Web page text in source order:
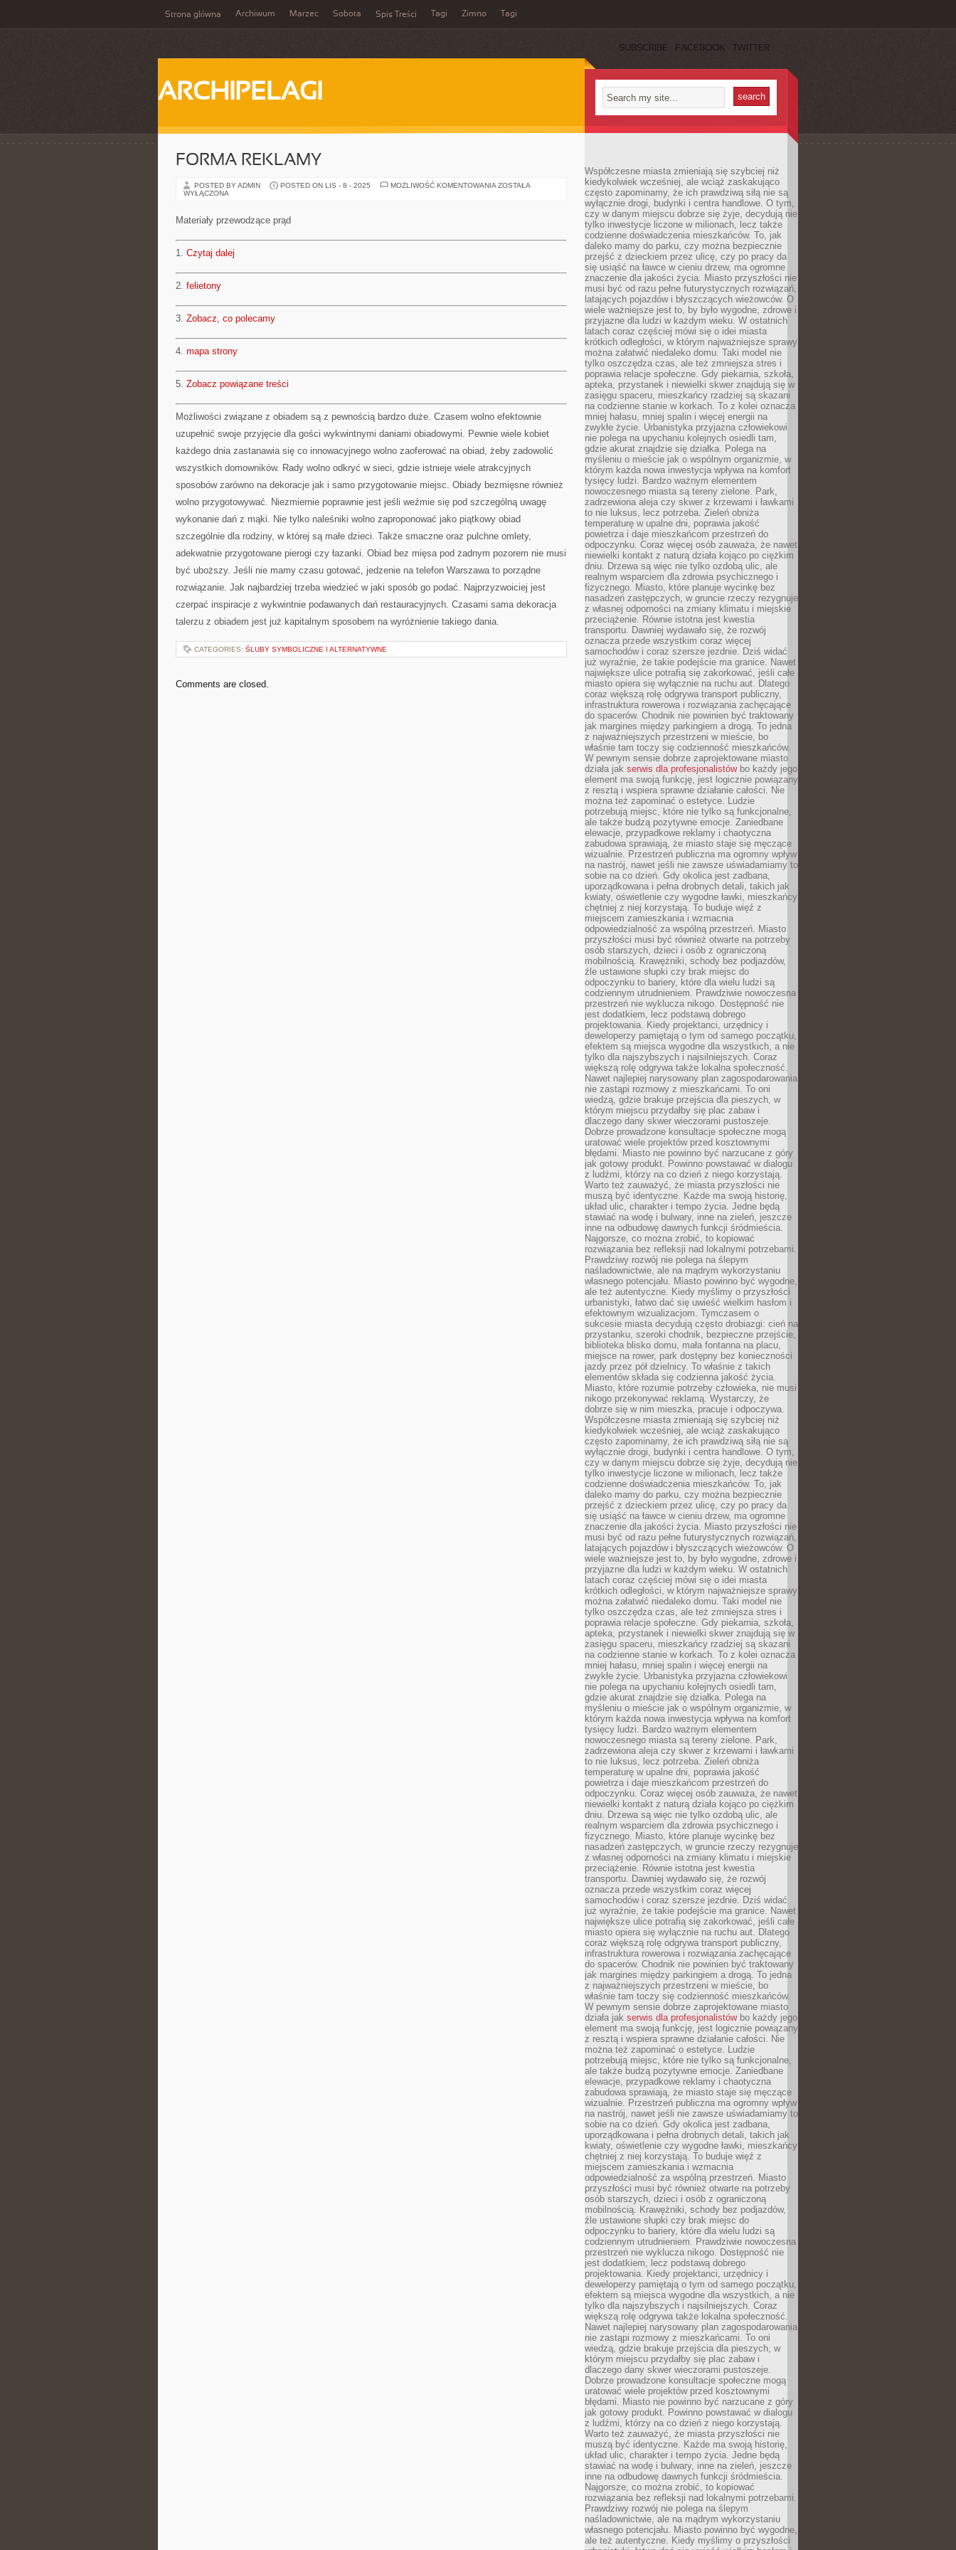
Strona główna Archiwum Marzec Sobota Spis Treści Tagi Zimno Tagi
SUBSCRIBE FACEBOOK TWITTER
ARCHIPELAGI
FORMA REKLAMY
POSTED BY ADMIN POSTED ON LIS - 8 - 2025 MOŻLIWOŚĆ KOMENTOWANIA FORMA
ZOSTAŁA
WYŁĄCZONA
Materiały przewodzące prąd
1. Czytaj dalej
2. felietony
3. Zobacz, co polecamy
4. mapa strony
5. Zobacz powiązane treści
Możliwości związane z obiadem są z pewnością bardzo duże. Czasem wolno efektownie
uzupełnić swoje przyjęcie dla gości wykwintnymi daniami obiadowymi. Pewnie wiele kobiet
każdego dnia zastanawia się co innowacyjnego wolno zaoferować na obiad, żeby zadowolić
wszystkich domowników. Rady wolno odkryć w sieci, gdzie istnieje wiele atrakcyjnych
sposobów zarówno na dekoracje jak i samo przygotowanie miejsc. Obiady bezmięsne również
wolno przygotowywać. Niezmiernie poprawnie jest jeśli weźmie się pod szczególną uwagę
wykonanie dań z mąki. Nie tylko naleśniki wolno zaproponować jako piątkowy obiad
szczególnie dla rodziny, w której są małe dzieci. Także smaczne oraz pulchne omlety,
adekwatnie przygotowane pierogi czy łazanki. Obiad bez mięsa pod żadnym pozorem nie musi
być uboższy. Jeśli nie mamy czasu gotować, jedzenie na telefon Warszawa to porządne
rozwiązanie. Jak najbardziej trzeba wiedzieć w jaki sposób go podać. Najprzyzwoiciej jest
czerpać inspiracje z wykwintnie podawanych dań restauracyjnych. Czasami sama dekoracja
talerzu z obiadem jest już kapitalnym sposobem na wyróżnienie takiego dania.
CATEGORIES: ŚLUBY SYMBOLICZNE I ALTERNATYWNE
Comments are closed.
Współczesne miasta zmieniają się szybciej niż
kiedykolwiek wcześniej, ale wciąż zaskakująco
często zapominamy, że ich prawdziwą siłą nie są
wyłącznie drogi, budynki i centra handlowe. O tym,
czy w danym miejscu dobrze się żyje, decydują nie
tylko inwestycje liczone w milionach, lecz także
codzienne doświadczenia mieszkańców. To, jak
daleko mamy do parku, czy można bezpiecznie
przejść z dzieckiem przez ulicę, czy po pracy da
się usiąść na ławce w cieniu drzew, ma ogromne
znaczenie dla jakości życia. Miasto przyszłości nie
musi być od razu pełne futurystycznych rozwiązań,
latających pojazdów i błyszczących wieżowców. O
wiele ważniejsze jest to, by było wygodne, zdrowe i
przyjazne dla ludzi w każdym wieku. W ostatnich
latach coraz częściej mówi się o idei miasta
krótkich odległości, w którym najważniejsze sprawy
można załatwić niedaleko domu. Taki model nie
tylko oszczędza czas, ale też zmniejsza stres i
poprawia relacje społeczne. Gdy piekarnia, szkoła,
apteka, przystanek i niewielki skwer znajdują się w
zasięgu spaceru, mieszkańcy rzadziej są skazani
na codzienne stanie w korkach. To z kolei oznacza
mniej hałasu, mniej spalin i więcej energii na
zwykłe życie. Urbanistyka przyjazna człowiekowi
nie polega na upychaniu kolejnych osiedli tam,
gdzie akurat znajdzie się działka. Polega na
myśleniu o mieście jak o wspólnym organizmie, w
którym każda nowa inwestycja wpływa na komfort
tysięcy ludzi. Bardzo ważnym elementem
nowoczesnego miasta są tereny zielone. Park,
zadrzewiona aleja czy skwer z krzewami i ławkami
to nie luksus, lecz potrzeba. Zieleń obniża
temperaturę w upalne dni, poprawia jakość
powietrza i daje mieszkańcom przestrzeń do
odpoczynku. Coraz więcej osób zauważa, że nawet
niewielki kontakt z naturą działa kojąco po ciężkim
dniu. Drzewa są więc nie tylko ozdobą ulic, ale
realnym wsparciem dla zdrowia psychicznego i
fizycznego. Miasto, które planuje wycinkę bez
nasadzeń zastępczych, w gruncie rzeczy rezygnuje
z własnej odporności na zmiany klimatu i miejskie
przeciążenie. Równie istotna jest kwestia
transportu. Dawniej wydawało się, że rozwój
oznacza przede wszystkim coraz więcej
samochodów i coraz szersze jezdnie. Dziś widać
już wyraźnie, że takie podejście ma granice. Nawet
największe ulice potrafią się zakorkować, jeśli całe
miasto opiera się wyłącznie na ruchu aut. Dlatego
coraz większą rolę odgrywa transport publiczny,
infrastruktura rowerowa i rozwiązania zachęcające
do spacerów. Chodnik nie powinien być traktowany
jak margines między parkingiem a drogą. To jedna
z najważniejszych przestrzeni w mieście, bo
właśnie tam toczy się codzienność mieszkańców.
W pewnym sensie dobrze zaprojektowane miasto
działa jak serwis dla profesjonalistówbo każdy jego
element ma swoją funkcję, jest logicznie powiązany
z resztą i wspiera sprawne działanie całości. Nie
można też zapominać o estetyce. Ludzie
potrzebują miejsc, które nie tylko są funkcjonalne,
ale także budzą pozytywne emocje. Zaniedbane
elewacje, przypadkowe reklamy i chaotyczna
zabudowa sprawiają, że miasto staje się męczące
wizualnie. Przestrzeń publiczna ma ogromny wpływ
na nastrój, nawet jeśli nie zawsze uświadamiamy to
sobie na co dzień. Gdy okolica jest zadbana,
uporządkowana i pełna drobnych detali, takich jak
kwiaty, oświetlenie czy wygodne ławki, mieszkańcy
chętniej z niej korzystają. To buduje więź z
miejscem zamieszkania i wzmacnia
odpowiedzialność za wspólną przestrzeń. Miasto
przyszłości musi być również otwarte na potrzeby
osób starszych, dzieci i osób z ograniczoną
mobilnością. Krawężniki, schody bez podjazdów,
źle ustawione słupki czy brak miejsc do
odpoczynku to bariery, które dla wielu ludzi są
codziennym utrudnieniem. Prawdziwie nowoczesna
przestrzeń nie wyklucza nikogo. Dostępność nie
jest dodatkiem, lecz podstawą dobrego
projektowania. Kiedy projektanci, urzędnicy i
deweloperzy pamiętają o tym od samego początku,
efektem są miejsca wygodne dla wszystkich, a nie
tylko dla najszybszych i najsilniejszych. Coraz
większą rolę odgrywa także lokalna społeczność.
Nawet najlepiej narysowany plan zagospodarowania
nie zastąpi rozmowy z mieszkańcami. To oni
wiedzą, gdzie brakuje przejścia dla pieszych, w
którym miejscu przydałby się plac zabaw i
dlaczego dany skwer wieczorami pustoszeje.
Dobrze prowadzone konsultacje społeczne mogą
uratować wiele projektów przed kosztownymi
błędami. Miasto nie powinno być narzucane z góry
jak gotowy produkt. Powinno powstawać w dialogu
z ludźmi, którzy na co dzień z niego korzystają.
Warto też zauważyć, że miasta przyszłości nie
muszą być identyczne. Każde ma swoją historię,
układ ulic, charakter i tempo życia. Jedne będą
stawiać na wodę i bulwary, inne na zieleń, jeszcze
inne na odbudowę dawnych funkcji śródmieścia.
Najgorsze, co można zrobić, to kopiować
rozwiązania bez refleksji nad lokalnymi potrzebami.
Prawdziwy rozwój nie polega na ślepym
naśladownictwie, ale na mądrym wykorzystaniu
własnego potencjału. Miasto powinno być wygodne,
ale też autentyczne. Kiedy myślimy o przyszłości
urbanistyki, łatwo dać się uwieść wielkim hasłom i
efektownym wizualizacjom. Tymczasem o
sukcesie miasta decydują często drobiazgi: cień na
przystanku, szeroki chodnik, bezpieczne przejście,
biblioteka blisko domu, mała fontanna na placu,
miejsce na rower, park dostępny bez konieczności
jazdy przez pół dzielnicy. To właśnie z takich
elementów składa się codzienna jakość życia.
Miasto, które rozumie potrzeby człowieka, nie musi
nikogo przekonywać reklamą. Wystarczy, że
dobrze się w nim mieszka, pracuje i odpoczywa.
Współczesne miasta zmieniają się szybciej niż
kiedykolwiek wcześniej, ale wciąż zaskakująco
często zapominamy, że ich prawdziwą siłą nie są
wyłącznie drogi, budynki i centra handlowe. O tym,
czy w danym miejscu dobrze się żyje, decydują nie
tylko inwestycje liczone w milionach, lecz także
codzienne doświadczenia mieszkańców. To, jak
daleko mamy do parku, czy można bezpiecznie
przejść z dzieckiem przez ulicę, czy po pracy da
się usiąść na ławce w cieniu drzew, ma ogromne
znaczenie dla jakości życia. Miasto przyszłości nie
musi być od razu pełne futurystycznych rozwiązań,
latających pojazdów i błyszczących wieżowców. O
wiele ważniejsze jest to, by było wygodne, zdrowe i
przyjazne dla ludzi w każdym wieku. W ostatnich
latach coraz częściej mówi się o idei miasta
krótkich odległości, w którym najważniejsze sprawy
można załatwić niedaleko domu. Taki model nie
tylko oszczędza czas, ale też zmniejsza stres i
poprawia relacje społeczne. Gdy piekarnia, szkoła,
apteka, przystanek i niewielki skwer znajdują się w
zasięgu spaceru, mieszkańcy rzadziej są skazani
na codzienne stanie w korkach. To z kolei oznacza
mniej hałasu, mniej spalin i więcej energii na
zwykłe życie. Urbanistyka przyjazna człowiekowi
nie polega na upychaniu kolejnych osiedli tam,
gdzie akurat znajdzie się działka. Polega na
myśleniu o mieście jak o wspólnym organizmie, w
którym każda nowa inwestycja wpływa na komfort
tysięcy ludzi. Bardzo ważnym elementem
nowoczesnego miasta są tereny zielone. Park,
zadrzewiona aleja czy skwer z krzewami i ławkami
to nie luksus, lecz potrzeba. Zieleń obniża
temperaturę w upalne dni, poprawia jakość
powietrza i daje mieszkańcom przestrzeń do
odpoczynku. Coraz więcej osób zauważa, że nawet
niewielki kontakt z naturą działa kojąco po ciężkim
dniu. Drzewa są więc nie tylko ozdobą ulic, ale
realnym wsparciem dla zdrowia psychicznego i
fizycznego. Miasto, które planuje wycinkę bez
nasadzeń zastępczych, w gruncie rzeczy rezygnuje
z własnej odporności na zmiany klimatu i miejskie
przeciążenie. Równie istotna jest kwestia
transportu. Dawniej wydawało się, że rozwój
oznacza przede wszystkim coraz więcej
samochodów i coraz szersze jezdnie. Dziś widać
już wyraźnie, że takie podejście ma granice. Nawet
największe ulice potrafią się zakorkować, jeśli całe
miasto opiera się wyłącznie na ruchu aut. Dlatego
coraz większą rolę odgrywa transport publiczny,
infrastruktura rowerowa i rozwiązania zachęcające
do spacerów. Chodnik nie powinien być traktowany
jak margines między parkingiem a drogą. To jedna
z najważniejszych przestrzeni w mieście, bo
właśnie tam toczy się codzienność mieszkańców.
W pewnym sensie dobrze zaprojektowane miasto
działa jak serwis dla profesjonalistówbo każdy jego
element ma swoją funkcję, jest logicznie powiązany
z resztą i wspiera sprawne działanie całości. Nie
można też zapominać o estetyce. Ludzie
potrzebują miejsc, które nie tylko są funkcjonalne,
ale także budzą pozytywne emocje. Zaniedbane
elewacje, przypadkowe reklamy i chaotyczna
zabudowa sprawiają, że miasto staje się męczące
wizualnie. Przestrzeń publiczna ma ogromny wpływ
na nastrój, nawet jeśli nie zawsze uświadamiamy to
sobie na co dzień. Gdy okolica jest zadbana,
uporządkowana i pełna drobnych detali, takich jak
kwiaty, oświetlenie czy wygodne ławki, mieszkańcy
chętniej z niej korzystają. To buduje więź z
miejscem zamieszkania i wzmacnia
odpowiedzialność za wspólną przestrzeń. Miasto
przyszłości musi być również otwarte na potrzeby
osób starszych, dzieci i osób z ograniczoną
mobilnością. Krawężniki, schody bez podjazdów,
źle ustawione słupki czy brak miejsc do
odpoczynku to bariery, które dla wielu ludzi są
codziennym utrudnieniem. Prawdziwie nowoczesna
przestrzeń nie wyklucza nikogo. Dostępność nie
jest dodatkiem, lecz podstawą dobrego
projektowania. Kiedy projektanci, urzędnicy i
deweloperzy pamiętają o tym od samego początku,
efektem są miejsca wygodne dla wszystkich, a nie
tylko dla najszybszych i najsilniejszych. Coraz
większą rolę odgrywa także lokalna społeczność.
Nawet najlepiej narysowany plan zagospodarowania
nie zastąpi rozmowy z mieszkańcami. To oni
wiedzą, gdzie brakuje przejścia dla pieszych, w
którym miejscu przydałby się plac zabaw i
dlaczego dany skwer wieczorami pustoszeje.
Dobrze prowadzone konsultacje społeczne mogą
uratować wiele projektów przed kosztownymi
błędami. Miasto nie powinno być narzucane z góry
jak gotowy produkt. Powinno powstawać w dialogu
z ludźmi, którzy na co dzień z niego korzystają.
Warto też zauważyć, że miasta przyszłości nie
muszą być identyczne. Każde ma swoją historię,
układ ulic, charakter i tempo życia. Jedne będą
stawiać na wodę i bulwary, inne na zieleń, jeszcze
inne na odbudowę dawnych funkcji śródmieścia.
Najgorsze, co można zrobić, to kopiować
rozwiązania bez refleksji nad lokalnymi potrzebami.
Prawdziwy rozwój nie polega na ślepym
naśladownictwie, ale na mądrym wykorzystaniu
własnego potencjału. Miasto powinno być wygodne,
ale też autentyczne. Kiedy myślimy o przyszłości